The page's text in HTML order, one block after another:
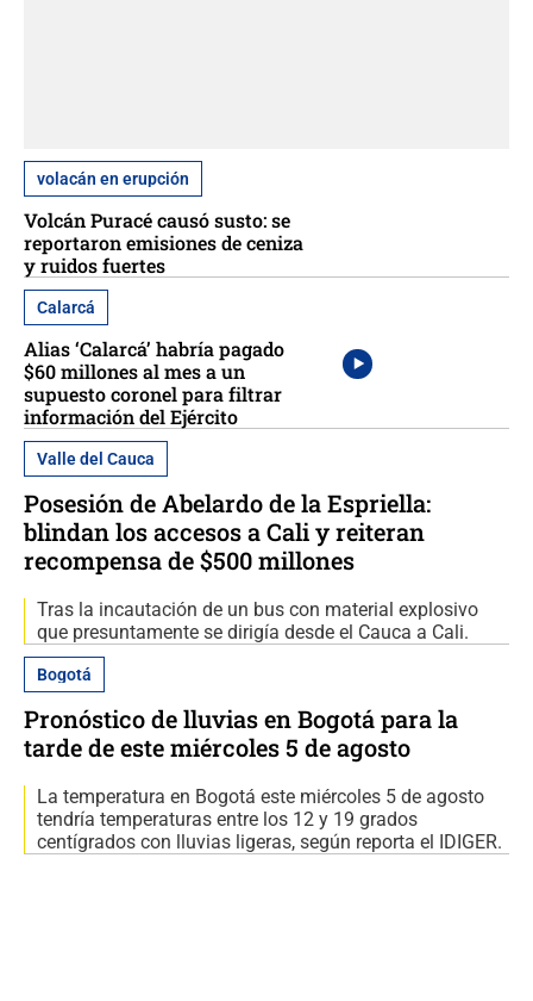
volacán en erupción
Volcán Puracé causó susto: se
reportaron emisiones de ceniza
y ruidos fuertes
Calarcá
Alias ‘Calarcá’ habría pagado
$60 millones al mes a un
supuesto coronel para filtrar
información del Ejército
Valle del Cauca
Posesión de Abelardo de la Espriella:
blindan los accesos a Cali y reiteran
recompensa de $500 millones
Tras la incautación de un bus con material explosivo
que presuntamente se dirigía desde el Cauca a Cali.
Bogotá
Pronóstico de lluvias en Bogotá para la
tarde de este miércoles 5 de agosto
La temperatura en Bogotá este miércoles 5 de agosto
tendría temperaturas entre los 12 y 19 grados
centígrados con lluvias ligeras, según reporta el IDIGER.